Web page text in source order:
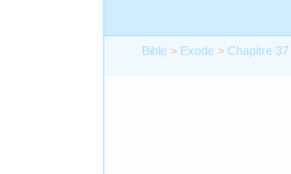
Bible > Exode >Chapitre 37